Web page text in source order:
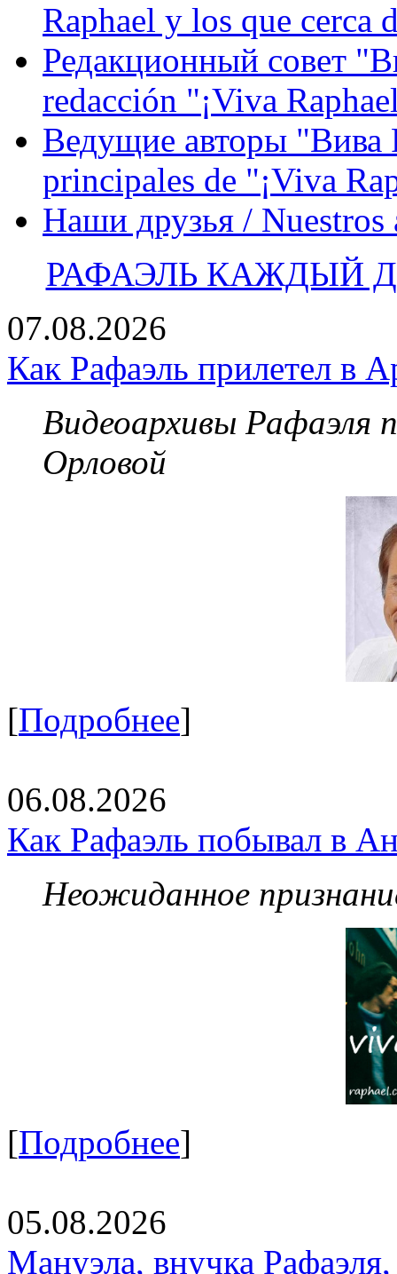
Raphael y los que cerca
Редакционный совет
redacción "¡Viva
Ведущие авторы "Вива
principales de "¡Viva
Наши друзья / Nuestros
РАФАЭЛЬ КАЖДЫЙ
07.08.2026
Как Рафаэль прилетел в
Видеоархивы Рафаэля
Орловой
[Подробнее]
06.08.2026
Как Рафаэль побывал в
Неожиданное
[Подробнее]
05.08.2026
Мануэла, внучка